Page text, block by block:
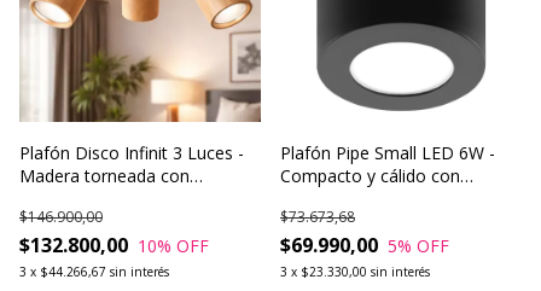
Plafón Disco Infinit 3 Luces -
Madera torneada con
$132.800,00
$146.900,00
10% OFF
3 x $44.266,67 sin interés
Plafón Pipe Small LED 6W -
Compacto y cálido con
$69.990,00
$73.673,68
5% OFF
3 x $23.330,00 sin interés